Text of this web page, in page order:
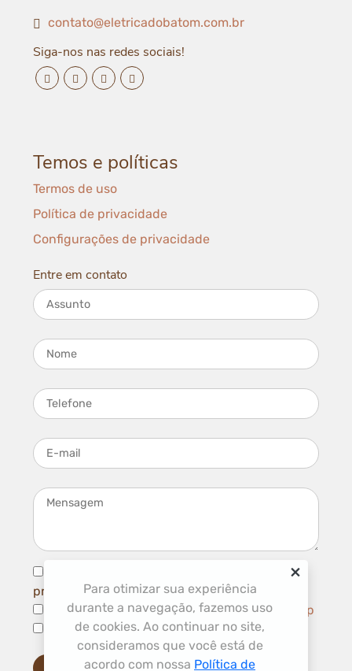
contato@eletricadobatom.com.br
Siga-nos nas redes sociais!
facebook da Elétrica do Batom
instagram da Elétrica do Batom
youtube da Elétrica do Batom
whatsapp da Elétrica do Batom
Temos e políticas
Termos de uso
Política de privacidade
Configurações de privacidade
Entre em contato
Assunto
Nome
Telefone
E-mail
Mensagem
privacidadee termos de uso
Aceito ser contatado por Telefone/ WhatsApp
Aceito receber novidades por e-mail
Para otimizar sua experiência
durante a navegação, fazemos uso
de cookies. Ao continuar no site,
consideramos que você está de
acordo com nossa Política de
×